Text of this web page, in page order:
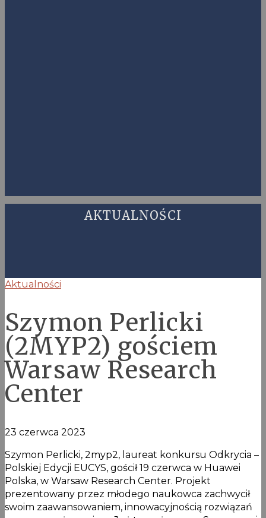
AKTUALNOŚCI
Aktualności
Szymon Perlicki
(2MYP2) gościem
Warsaw Research
Center
23 czerwca 2023
Szymon Perlicki, 2myp2, laureat konkursu Odkrycia –
Polskiej Edycji EUCYS, gościł 19 czerwca w Huawei
Polska, w Warsaw Research Center. Projekt
prezentowany przez młodego naukowca zachwycił
swoim zaawansowaniem, innowacyjnością rozwiązań